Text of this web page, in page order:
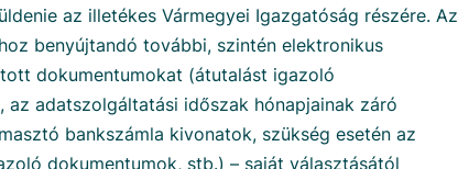
az illetékes Vármegyei Igazgatóság részére. Az
benyújtandó további, szintén elektronikus
dokumentumokat (átutalást igazoló
az adatszolgáltatási időszak hónapjainak záró
bankszámla kivonatok, szükség esetén az
dokumentumok, stb.) – saját választásától